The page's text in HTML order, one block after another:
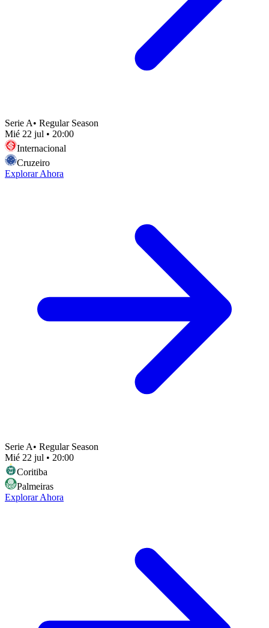
Serie A• Regular Season
Mié 22 jul • 20:00
Internacional
Cruzeiro
Explorar Ahora
Serie A• Regular Season
Mié 22 jul • 20:00
Coritiba
Palmeiras
Explorar Ahora